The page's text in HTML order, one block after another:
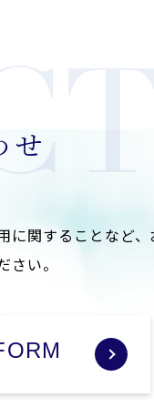
せ
に関することなど、
い。